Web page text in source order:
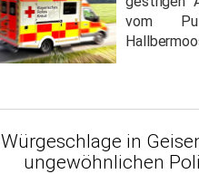
vom
Würgeschlage in
ungewöhnlichen